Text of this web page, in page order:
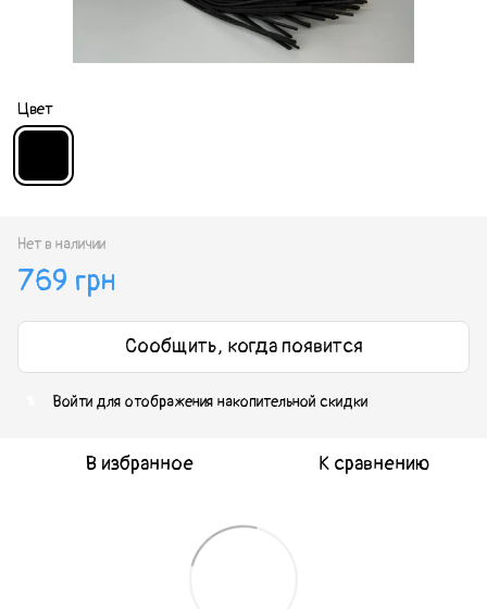
Цвет
Нет в наличии
769 грн
Сообщить, когда появится
Войти для отображения накопительной скидки
В избранное К сравнению